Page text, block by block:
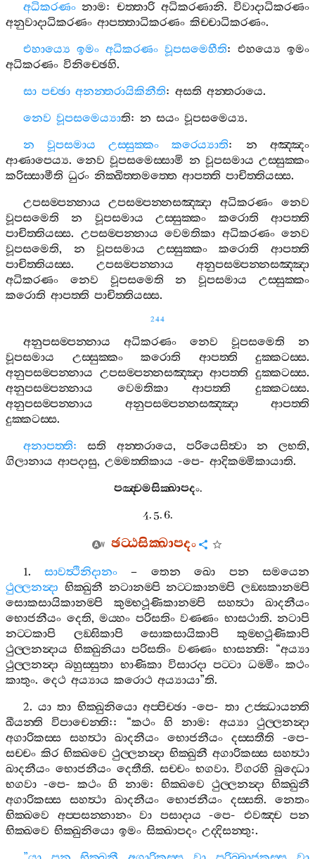
අධිකරණං නාම:චත‍්තාරි අධිකරණානි. විවාදාධිකරණං
අනුවාදාධිකරණං ආපත‍්තාධිකරණං කිච‍්චාධිකරණං.
එහාය්‍යෙ ඉමං අධිකරණං වූපසමෙහීති: එහය්‍යෙ ඉමං
අධිකරණං විනිච‍්ඡෙහි.
සා පච‍්ඡා අනන‍්තරායිකිනීති: අසති අන‍්තරායෙ.
නෙව වූපසමෙය්‍යාති: න සයං වූපසමෙය්‍ය.
න
වූපසමාය උස‍්සුක‍්කං කරෙය්‍යාති: න
අඤ‍්ඤං
ආණාපෙය්‍ය.නෙව වූපසමෙස‍්සාමි න වූපසමාය උස‍්සුක‍්කං
කරිස‍්සාමීති ධුරං නික‍්ඛිත‍්තමත‍්තෙ ආපත‍්ති පාචිත‍්තියස‍්ස.
උපසම‍්පන‍්නාය
උපසම‍්පන‍්නසඤ‍්ඤා අධිකරණං
නෙව
වූපසමෙති
න වූපසමාය උස‍්සුක‍්කං කරොති
ආපත‍්ති
පාචිත‍්තියස‍්ස. උපසම‍්පන‍්නාය වෙමතිකා අධිකරණං නෙව
වූපසමෙති, න වූපසමාය උස‍්සුක‍්කං කරොති
ආපත‍්ති
පාචිත‍්තියස‍්ස. උපසම‍්පන‍්නාය
අනුපසම‍්පන‍්නසඤ‍්ඤා
අධිකරණං
නෙව වූපසමෙති න වූපසමාය
උස‍්සුක‍්කං
කරොති ආපත‍්ති පාචිත‍්තියස‍්ස.
244
අනුපසම‍්පන‍්නාය අධිකරණං නෙව වූපසමෙති
න
වූපසමාය
උස‍්සුක‍්කං කරොති ආපත‍්ති දුක‍්කටස‍්ස.
අනුපසම‍්පන‍්නාය උපසම‍්පන‍්නසඤ‍්ඤා ආපත‍්ති දුක‍්කටස‍්ස.
අනුපසම‍්පන‍්නාය
වෙමතිකා ආපත‍්ති දුක‍්කටස‍්ස.
අනුපසම‍්පන‍්නාය
අනුපසම‍්පන‍්නසඤ‍්ඤා
ආපත‍්ති
දුක‍්කටස‍්ස.
අනාපත‍්ති: සති අන‍්තරායෙ, පරියෙසිත්‍වා න ලභති,
ගිලානාය ආපදාසු, උම‍්මත‍්තිකාය -පෙ- ආදිකම‍්මිකායාති.
පඤ‍්චමසික‍්ඛාපදං.
4. 5. 6.
ඡට‍්ඨසික‍්ඛාපදං
1.සාවත්‍ථිනිදානං – තෙන ඛො පන
සමයෙන
ථුල‍්ලනන්‍දා භික‍්ඛුනී නටානම‍්පි නට‍්ටකානම‍්පි ලඞ‍්ඝකානම‍්පි
සොකසායිකානම‍්පි
කුම‍්භථූණිකානම‍්පි සහත්‍ථා
ඛාදනීයං
භොජනීයං දෙති, මය‍්හං පරිසතිං වණ‍්ණං භාසථාති. නටාපි
නට‍්ටකාපි
ලඞ‍්ඝිකාපි සොකසායිකාපි
කුම‍්භථූණිකාපි
ථුල‍්ලනන්‍දාය භික‍්ඛුනියා පරිසතිං වණ‍්ණං භාසන‍්ති: “අය්‍යා
ථුල‍්ලනන්‍දා බහුස‍්සුතා භාණිකා විසාරදා පට‍්ටා ධම‍්මිං කථං
කාතුං. දෙථ අය්‍යාය කරොථ අය්‍යායා”ති.
2. යා තා භික‍්ඛුනියො අප‍්පිච‍්ඡා -පෙ- තා උජ‍්ඣායන‍්ති
ඛීයන‍්ති
විපාචෙන‍්ති:: “කථං හි නාම: අය්‍යා
ථුල‍්ලනන්‍දා
අගාරිකස‍්ස
සහත්‍ථා ඛාදනීයං භොජනීයං දස‍්සතීති -පෙ-
සච‍්චං කිර භික‍්ඛවෙ ථුල‍්ලනන්‍දා භික‍්ඛුනී අගාරිකස‍්ස සහත්‍ථා
ඛාදනීයං භොජනීයං දෙතීති. සච‍්චං භගවා. විගරහි බුද‍්ධො
භගවා -පෙ-කථං හි නාම: භික‍්ඛවෙ ථුල‍්ලනන්‍දා භික‍්ඛුනී
අගාරිකස‍්ස
සහත්‍ථා ඛාදනීයං භොජනීයං දස‍්සති.නෙතං
භික‍්ඛවෙ
අප‍්පසන‍්නානං වා පසාදාය -පෙ- එවඤ‍්ච
පන
භික‍්ඛවෙ භික‍්ඛුනියො ඉමං සික‍්ඛාපදං උද‍්දිසන‍්තු:.